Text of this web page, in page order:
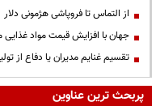
از التماس تا فروپاشی هژمونی دلار
جهان با افزایش قیمت مواد
تقسیم غنایم مدیران یا دفاع از
پربحث ترین عناوین